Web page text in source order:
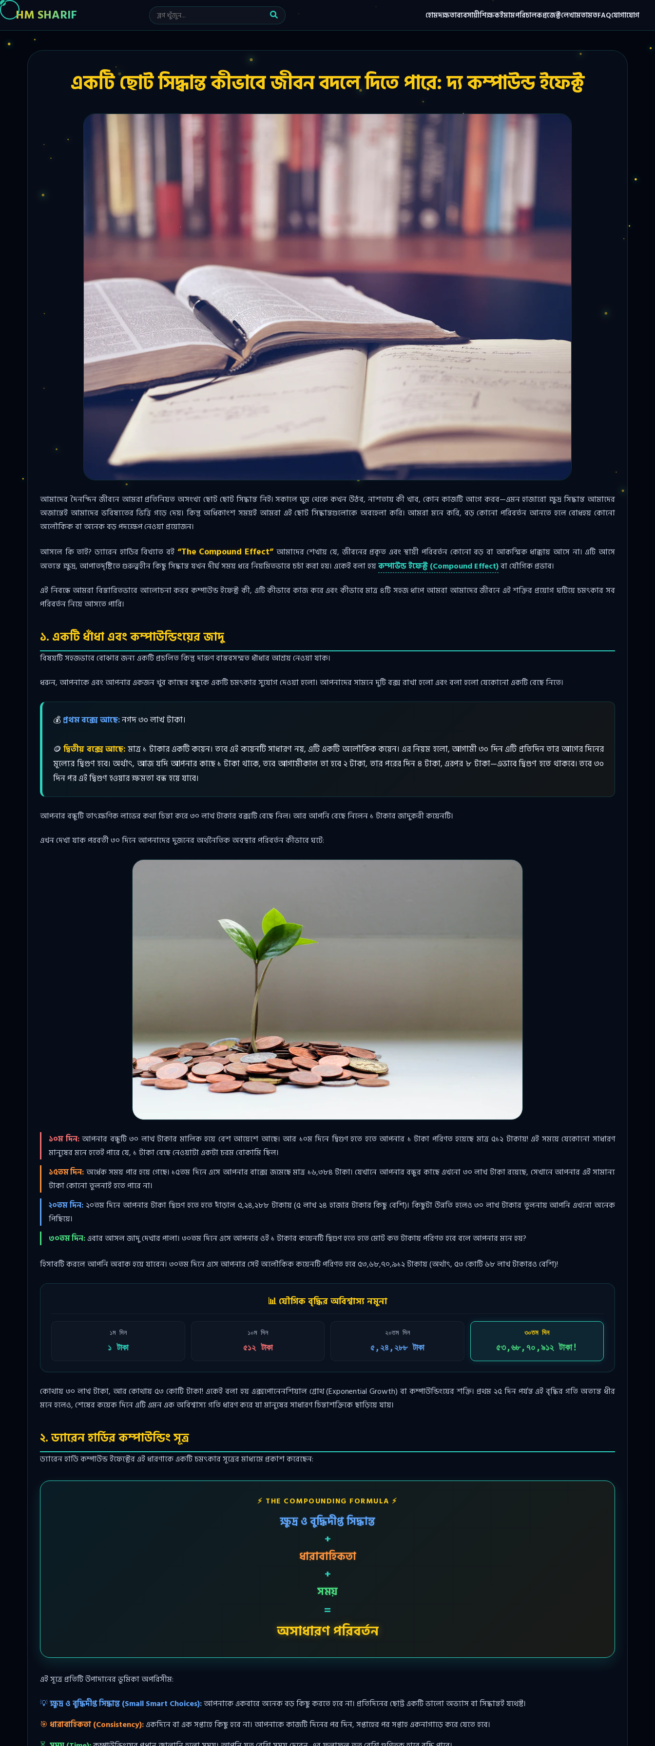
HM SHARIF হোমদক্ষতাব্যবসায়ীশিক্ষকইমামপরিচালকপ্রজেক্টলেখামতামতFAQযোগাযোগ
একটি ছোট সিদ্ধান্ত কীভাবে জীবন বদলে দিতে পারে: দ্য কম্পাউন্ড ইফেক্ট
আমাদের দৈনন্দিন জীবনে আমরা প্রতিনিয়ত অসংখ্য ছোট ছোট সিদ্ধান্ত নিই। সকালে ঘুম থেকে কখন উঠব, নাশতায় কী খাব, কোন কাজটি আগে করব—এমন হাজারো ক্ষুদ্র সিদ্ধান্ত আমাদের
অজান্তেই আমাদের ভবিষ্যতের ভিত্তি গড়ে দেয়। কিন্তু অধিকাংশ সময়ই আমরা এই ছোট সিদ্ধান্তগুলোকে অবহেলা করি। আমরা মনে করি, বড় কোনো পরিবর্তন আনতে হলে বোধহয় কোনো
অলৌকিক বা অনেক বড় পদক্ষেপ নেওয়া প্রয়োজন।
আসলে কি তাই? ড্যারেন হার্ডির বিখ্যাত বই “The Compound Effect”আমাদের শেখায় যে, জীবনের প্রকৃত এবং স্থায়ী পরিবর্তন কোনো বড় বা আকস্মিক ধাক্কায় আসে না। এটি আসে
অত্যন্ত ক্ষুদ্র, আপাতদৃষ্টিতে গুরুত্বহীন কিছু সিদ্ধান্ত যখন দীর্ঘ সময় ধরে নিয়মিতভাবে চর্চা করা হয়। একেই বলা হয়কম্পাউন্ড ইফেক্ট (Compound Effect)বা যৌগিক প্রভাব।
এই নিবন্ধে আমরা বিস্তারিতভাবে আলোচনা করব কম্পাউন্ড ইফেক্ট কী, এটি কীভাবে কাজ করে এবং কীভাবে মাত্র ৪টি সহজ ধাপে আমরা আমাদের জীবনে এই শক্তির প্রয়োগ ঘটিয়ে চমৎকার সব
পরিবর্তন নিয়ে আসতে পারি।
১. একটি ধাঁধা এবং কম্পাউন্ডিংয়ের জাদু
বিষয়টি সহজভাবে বোঝার জন্য একটি প্রচলিত কিন্তু দারুণ বাস্তবসম্মত ধাঁধার আশ্রয় নেওয়া যাক।
ধরুন, আপনাকে এবং আপনার একজন খুব কাছের বন্ধুকে একটি চমৎকার সুযোগ দেওয়া হলো। আপনাদের সামনে দুটি বক্স রাখা হলো এবং বলা হলো যেকোনো একটি বেছে নিতে।
💰প্রথম বক্সে আছে:নগদ ৩০ লাখ টাকা।
🪙দ্বিতীয় বক্সে আছে:মাত্র ১ টাকার একটি কয়েন। তবে এই কয়েনটি সাধারণ নয়, এটি একটি অলৌকিক কয়েন। এর নিয়ম হলো, আগামী ৩০ দিন এটি প্রতিদিন তার আগের দিনের
মূল্যের দ্বিগুণ হবে। অর্থাৎ, আজ যদি আপনার কাছে ১ টাকা থাকে, তবে আগামীকাল তা হবে ২ টাকা, তার পরের দিন ৪ টাকা, এরপর ৮ টাকা—এভাবে দ্বিগুণ হতে থাকবে। তবে ৩০
দিন পর এই দ্বিগুণ হওয়ার ক্ষমতা বন্ধ হয়ে যাবে।
আপনার বন্ধুটি তাৎক্ষণিক লাভের কথা চিন্তা করে ৩০ লাখ টাকার বক্সটি বেছে নিল। আর আপনি বেছে নিলেন ১ টাকার জাদুকরী কয়েনটি।
এখন দেখা যাক পরবর্তী ৩০ দিনে আপনাদের দুজনের অর্থনৈতিক অবস্থার পরিবর্তন কীভাবে ঘটে:
১০ম দিন:আপনার বন্ধুটি ৩০ লাখ টাকার মালিক হয়ে বেশ আয়েশে আছে। আর ১০ম দিনে দ্বিগুণ হতে হতে আপনার ১ টাকা পরিণত হয়েছে মাত্র ৫১২ টাকায়! এই সময়ে যেকোনো সাধারণ
মানুষের মনে হতেই পারে যে, ১ টাকা বেছে নেওয়াটা একটা চরম বোকামি ছিল।
১৫তম দিন:অর্ধেক সময় পার হয়ে গেছে। ১৫তম দিনে এসে আপনার বাক্সে জমেছে মাত্র ১৬,৩৮৪ টাকা। যেখানে আপনার বন্ধুর কাছে এখনো ৩০ লাখ টাকা রয়েছে, সেখানে আপনার এই সামান্য
টাকা কোনো তুলনাই হতে পারে না।
২০তম দিন:২০তম দিনে আপনার টাকা দ্বিগুণ হতে হতে দাঁড়াল ৫,২৪,২৮৮ টাকায় (৫ লাখ ২৪ হাজার টাকার কিছু বেশি)। কিছুটা উন্নতি হলেও ৩০ লাখ টাকার তুলনায় আপনি এখনো অনেক
পিছিয়ে।
৩০তম দিন:এবার আসল জাদু দেখার পালা। ৩০তম দিনে এসে আপনার ওই ১ টাকার কয়েনটি দ্বিগুণ হতে হতে মোট কত টাকায় পরিণত হবে বলে আপনার মনে হয়?
হিসাবটি করলে আপনি অবাক হয়ে যাবেন। ৩০তম দিনে এসে আপনার সেই অলৌকিক কয়েনটি পরিণত হবে ৫৩,৬৮,৭০,৯১২ টাকায় (অর্থাৎ, ৫৩ কোটি ৬৮ লাখ টাকারও বেশি)!
📊 যৌগিক বৃদ্ধির অবিশ্বাস্য নমুনা
১ম দিন
১ টাকা
১০ম দিন
৫১২ টাকা
২০তম দিন
৫,২৪,২৮৮ টাকা
৩০তম দিন
৫৩,৬৮,৭০,৯১২ টাকা!
কোথায় ৩০ লাখ টাকা, আর কোথায় ৫৩ কোটি টাকা! একেই বলা হয় এক্সপোনেনশিয়াল গ্রোথ (Exponential Growth) বা কম্পাউন্ডিংয়ের শক্তি। প্রথম ২৫ দিন পর্যন্ত এই বৃদ্ধির গতি অত্যন্ত ধীর
মনে হলেও, শেষের কয়েক দিনে এটি এমন এক অবিশ্বাস্য গতি ধারণ করে যা মানুষের সাধারণ চিন্তাশক্তিকে ছাড়িয়ে যায়।
২. ড্যারেন হার্ডির কম্পাউন্ডিং সূত্র
ড্যারেন হার্ডি কম্পাউন্ড ইফেক্টের এই ধারণাকে একটি চমৎকার সূত্রের মাধ্যমে প্রকাশ করেছেন:
⚡ THE COMPOUNDING FORMULA ⚡
ক্ষুদ্র ও বুদ্ধিদীপ্ত সিদ্ধান্ত
+
ধারাবাহিকতা
+
সময়
=
অসাধারণ পরিবর্তন
এই সূত্রে প্রতিটি উপাদানের ভূমিকা অপরিসীম:
💡ক্ষুদ্র ও বুদ্ধিদীপ্ত সিদ্ধান্ত (Small Smart Choices):আপনাকে একবারে অনেক বড় কিছু করতে হবে না। প্রতিদিনের ছোট্ট একটি ভালো অভ্যাস বা সিদ্ধান্তই যথেষ্ট।
🎯 ধারাবাহিকতা (Consistency):একদিনে বা এক সপ্তাহে কিছু হবে না। আপনাকে কাজটি দিনের পর দিন, সপ্তাহের পর সপ্তাহ একনাগাড়ে করে যেতে হবে।